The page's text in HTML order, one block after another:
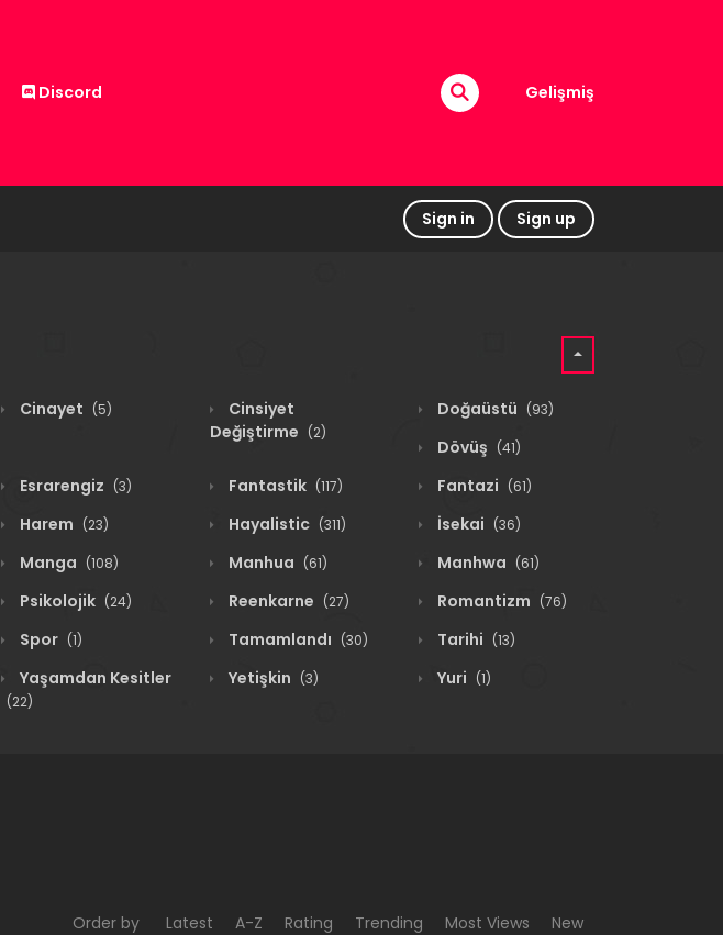
Discord Gelişmiş
Sign in Sign up
Cinayet (5)
Cinsiyet
Değiştirme (2)
Doğaüstü (93)
Dövüş (41)
Esrarengiz (3) Fantastik (117) Fantazi (61)
Harem (23) Hayalistic (311) İsekai (36)
Manga (108) Manhua (61) Manhwa (61)
Psikolojik (24) Reenkarne (27) Romantizm (76)
Spor (1) Tamamlandı (30) Tarihi (13)
Yaşamdan Kesitler
(22)
Yetişkin (3) Yuri (1)
Order by Latest A-Z Rating Trending Most Views New